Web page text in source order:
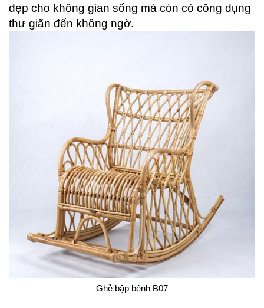
đẹp cho không gian sống mà còn có công dụng
thư giãn đến không ngờ.
Ghễ bập bênh B07